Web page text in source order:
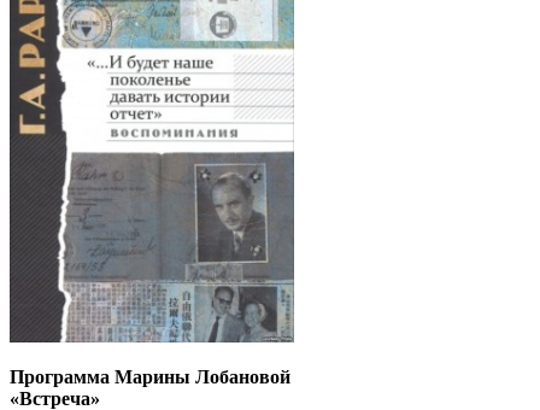
Программа Марины Лобановой
«Встреча»